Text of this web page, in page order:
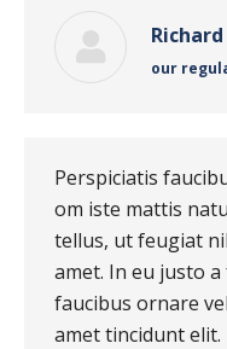
our
Perspiciatis
om iste mattis
tellus, ut feugiat
amet. In eu justo
faucibus ornare
amet tincidunt